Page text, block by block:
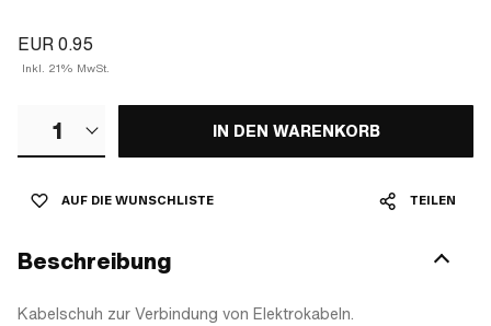
EUR 0.95
Inkl. 21% MwSt.
1 IN DEN WARENKORB
AUF DIE WUNSCHLISTE TEILEN
Beschreibung
Kabelschuh zur Verbindung von Elektrokabeln.